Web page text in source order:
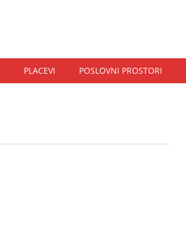
PLACEVI POSLOVNI PROSTORI